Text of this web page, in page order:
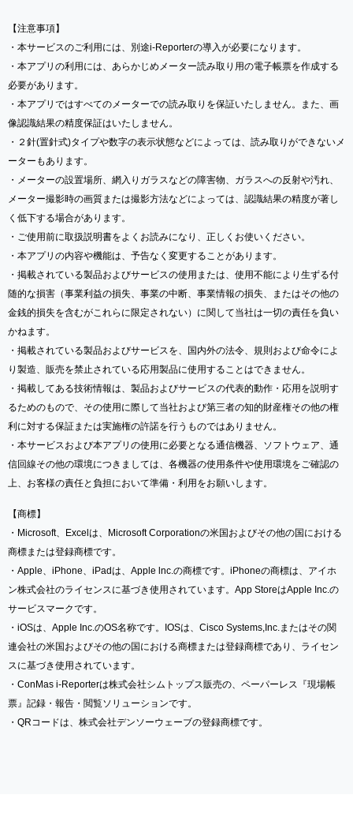
【注意事項】
・本サービスのご利用には、別途i-Reporterの導入が必要になります。
・本アプリの利用には、あらかじめメーター読み取り用の電子帳票を作成する
必要があります。
・本アプリではすべてのメーターでの読み取りを保証いたしません。また、画
像認識結果の精度保証はいたしません。
・２針(置針式)タイプや数字の表示状態などによっては、読み取りができないメ
ーターもあります。
・メーターの設置場所、網入りガラスなどの障害物、ガラスへの反射や汚れ、
メーター撮影時の画質または撮影方法などによっては、認識結果の精度が著し
く低下する場合があります。
・ご使用前に取扱説明書をよくお読みになり、正しくお使いください。
・本アプリの内容や機能は、予告なく変更することがあります。
・掲載されている製品およびサービスの使用または、使用不能により生ずる付
随的な損害（事業利益の損失、事業の中断、事業情報の損失、またはその他の
金銭的損失を含むがこれらに限定されない）に関して当社は一切の責任を負い
かねます。
・掲載されている製品およびサービスを、国内外の法令、規則および命令によ
り製造、販売を禁止されている応用製品に使用することはできません。
・掲載してある技術情報は、製品およびサービスの代表的動作・応用を説明す
るためのもので、その使用に際して当社および第三者の知的財産権その他の権
利に対する保証または実施権の許諾を行うものではありません。
・本サービスおよび本アプリの使用に必要となる通信機器、ソフトウェア、通
信回線その他の環境につきましては、各機器の使用条件や使用環境をご確認の
上、お客様の責任と負担において準備・利用をお願いします。
【商標】
・Microsoft、Excelは、Microsoft Corporationの米国およびその他の国における
商標または登録商標です。
・Apple、iPhone、iPadは、Apple lnc.の商標です。iPhoneの商標は、アイホ
ン株式会社のライセンスに基づき使用されています。App StoreはApple Inc.の
サービスマークです。
・iOSは、Apple Inc.のOS名称です。IOSは、Cisco Systems,Inc.またはその関
連会社の米国およびその他の国における商標または登録商標であり、ライセン
スに基づき使用されています。
・ConMas i-Reporterは株式会社シムトップス販売の、ペーパーレス『現場帳
票』記録・報告・閲覧ソリューションです。
・QRコードは、株式会社デンソーウェーブの登録商標です。